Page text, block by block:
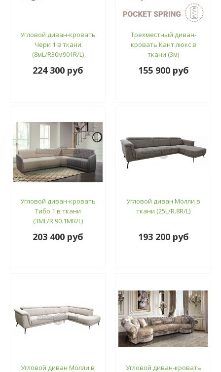
Угловой диван-кровать
Чери 1 в ткани
(8мL/R30м901R/L)
224 300 руб
Трехместный диван-
кровать Кант люкс в
ткани (3м)
155 900 руб
Угловой диван-кровать
Тибо 1 в ткани
(3ML/R.90.1MR/L)
203 400 руб
Угловой диван Молли в
ткани (25L/R.8R/L)
193 200 руб
Угловой диван Молли в
Угловой диван-кровать